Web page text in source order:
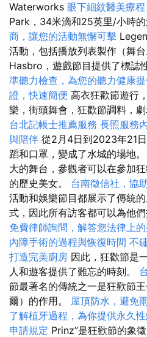
Waterworks 眼下細紋醫美療
Park，34米滴和25英里/小時的
商，讓您的活動無懈可擊
活動，包括播放列表製作（舞
Hasbro，遊戲節目提供了標誌
準聽力檢查，為您的聽力健康
證，快速簡便 高衣狂歡節遊行
樂，街頭舞會，狂歡節調料，劇
台北記帳士推薦服務 長照服務
與陪伴 從2月4日到2023年21
蹈和口罩，變成了水城的場地
大的舞台，參觀者可以在參加
的歷史美女。 台南徵信社，協
活動和娛樂節目都展示了傳統
式，因此所有訪客都可以為他們
免費律師詢問，解答您法律上
內障手術的過程與恢復時間 不
打造完美廚房 因此，狂歡節是
人和遊客提供了難忘的時刻。
節最著名的傳統之一是狂歡節
爾）的作用。 屋頂防水，避免
了解植牙過程，為你提供永久
申請規定 Prinz”是狂歡節的象